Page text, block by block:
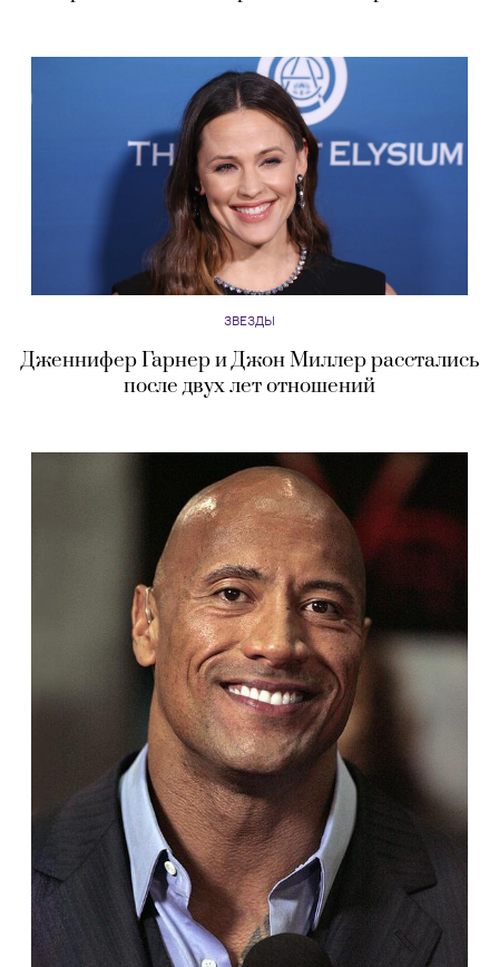
ЗВЕЗДЫ
Дженнифер Гарнер и Джон Миллер расстались
после двух лет отношений